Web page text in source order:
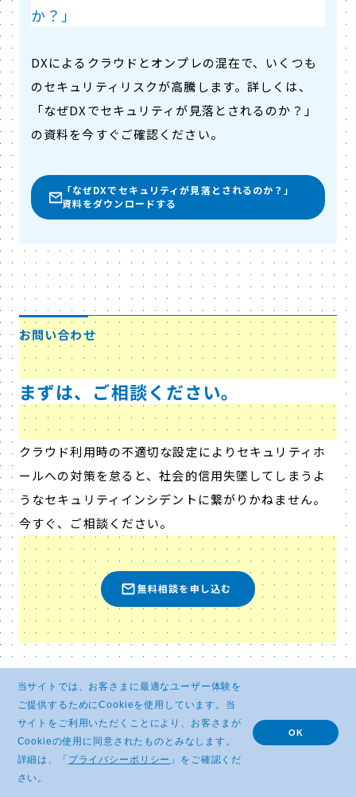
か？」
DXによるクラウドとオンプレの混在で、いくつも
のセキュリティリスクが高騰します。詳しくは、
「なぜDXでセキュリティが見落とされるのか？」
の資料を今すぐご確認ください。
「なぜDXでセキュリティが見落とされるのか？」
資料をダウンロードする
お問い合わせ
まずは、ご相談ください。
クラウド利用時の不適切な設定によりセキュリティホ
ールへの対策を怠ると、社会的信用失墜してしまうよ
うなセキュリティインシデントに繋がりかねません。
今すぐ、ご相談ください。
無料相談を申し込む
Products & Services
関連する商品・サービス
当サイトでは、お客さまに最適なユーザー体験を
ご提供するためにCookieを使用しています。当
サイトをご利用いただくことにより、お客さまが
Cookieの使用に同意されたものとみなします。
詳細は、「 プライバシーポリシー 」をご確認くだ
さい。
OK